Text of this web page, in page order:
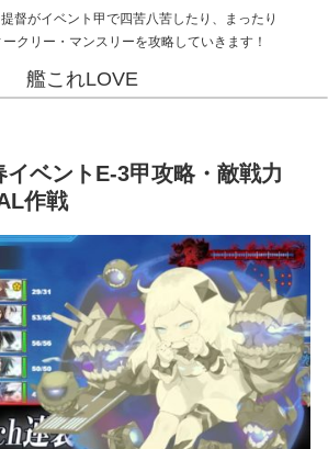
督がイベント甲で四苦八苦したり、まったり
クリー・マンスリーを攻略していきます！
艦これLOVE
イベントE-3甲攻略・敵戦力
作戦